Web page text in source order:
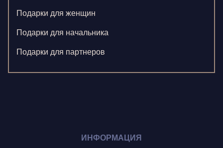
Ларионова С.
Левушкина Н.
Ненажный А.
Олонцев О.
Подарки для женщин
Подарки для начальника
Подарки для партнеров
ИНФОРМАЦИЯ